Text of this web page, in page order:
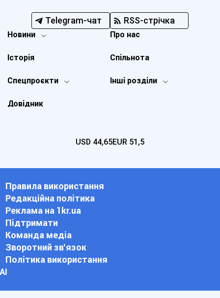
Telegram-чат RSS-стрічка
Новини
Спецпроєкти Інші розділи
Історія
Про нас
Довідник
Спільнота
USD 44,65EUR 51,5
Правила використання
Редакційна політика
Реклама на 1kr.ua
Підтримати
Команда медіа
Зворотний зв'язок
Політика використання
АІ